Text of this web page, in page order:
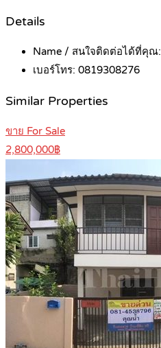
Details
Name / สนใจติดต่อได้ที่คุณ:
เบอร์โทร: 0819308276
Similar Properties
ขาย For Sale
2,800,000฿